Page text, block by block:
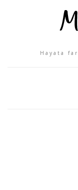
Hayata